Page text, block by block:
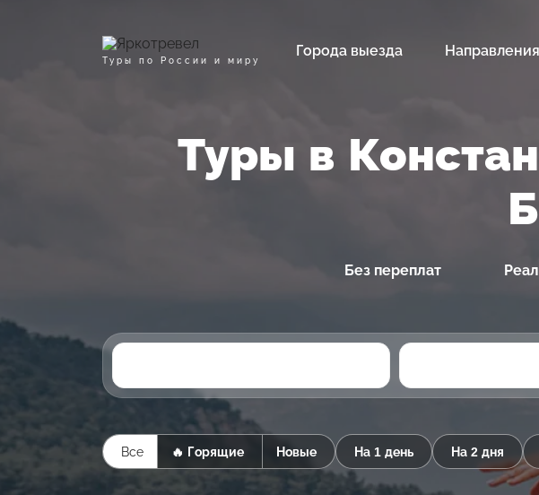
Туры по России и миру
Города выезда Направления
Туры в
Без переплат
Все 🔥 Горящие Новые На 1 день На 2 дня